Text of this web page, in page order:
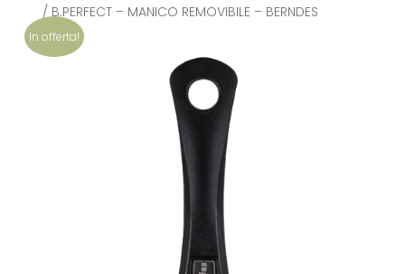
In offerta!
/ B.PERFECT – MANICO REMOVIBILE – BERNDES